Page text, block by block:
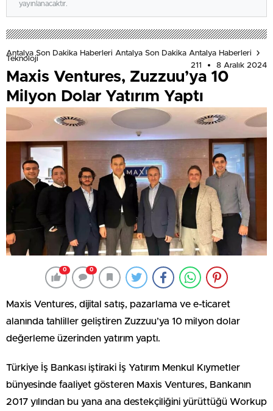
yayınlanacaktır.
Antalya Son Dakika Haberleri Antalya Son Dakika Antalya Haberleri
Teknoloji
211
8 Aralık 2024
Maxis Ventures, Zuzzuu’ya 10
Milyon Dolar Yatırım Yaptı
0 0
Maxis Ventures, dijital satış, pazarlama ve e-ticaret
alanında tahliller geliştiren Zuzzuu’ya 10 milyon dolar
değerleme üzerinden yatırım yaptı.
Türkiye İş Bankası iştiraki İş Yatırım Menkul Kıymetler
bünyesinde faaliyet gösteren Maxis Ventures, Bankanın
2017 yılından bu yana ana destekçiliğini yürüttüğü Workup